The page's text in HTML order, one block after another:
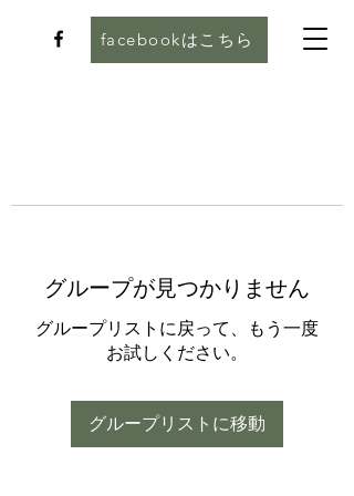
facebookはこちら
グループが見つかりません
グループリストに戻って、もう一度
お試しください。
グループリストに移動